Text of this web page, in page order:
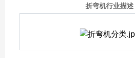
折弯机行业描述